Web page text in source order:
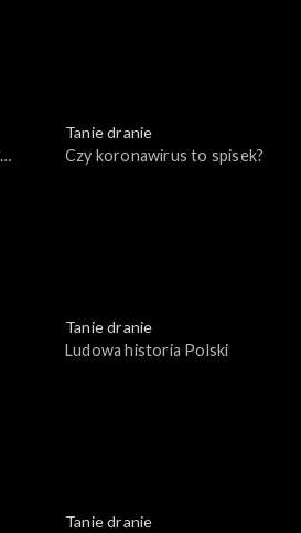
Tanie dranie
Czy koronawirus to spisek?
Tanie dranie
Ludowa historia Polski
Tanie dranie